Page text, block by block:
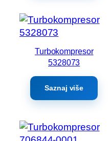
Turbokompresor
5328073
Saznaj više